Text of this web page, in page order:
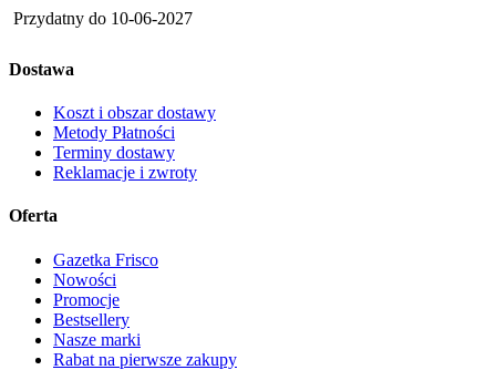
Przydatny do 10-06-2027
Dostawa
Koszt i obszar dostawy
Metody Płatności
Terminy dostawy
Reklamacje i zwroty
Oferta
Gazetka Frisco
Nowości
Promocje
Bestsellery
Nasze marki
Rabat na pierwsze zakupy